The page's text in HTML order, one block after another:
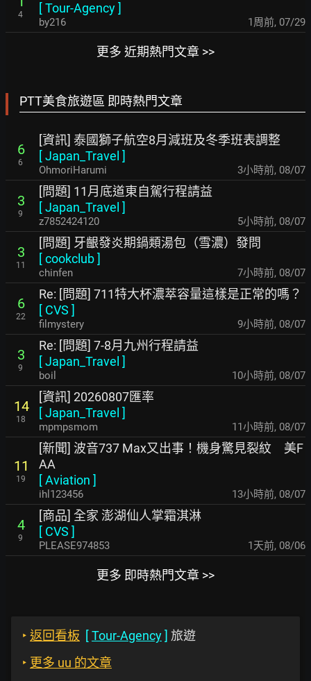
4
[Tour-Agency]
by216 1周前, 07/29
更多 近期熱門文章 >>
PTT美食旅遊區 即時熱門文章
6
6
[資訊] 泰國獅子航空8月減班及冬季班表調整
[Japan_Travel ]
OhmoriHarumi 3小時前, 08/07
3
9
[問題] 11月底道東自駕行程請益
[Japan_Travel ]
z7852424120 5小時前, 08/07
3
11
[問題] 牙齦發炎期鍋類湯包（雪濃）發問
[cookclub]
chinfen 7小時前, 08/07
6
22
Re: [問題] 711特大杯濃萃容量這樣是正常的嗎？
[ CVS ]
filmystery 9小時前, 08/07
3
9
Re: [問題] 7-8月九州行程請益
[Japan_Travel ]
boil 10小時前, 08/07
14
18
[資訊] 20260807匯率
[Japan_Travel ]
mpmpsmom 11小時前, 08/07
11
19
[新聞] 波音737 Max又出事！機身驚見裂紋 美F
AA
[Aviation ]
ihl123456 13小時前, 08/07
4
9
[商品] 全家 澎湖仙人掌霜淇淋
[ CVS ]
PLEASE974853 1天前, 08/06
更多 即時熱門文章 >>
‣ 返回看板 [Tour-Agency] 旅遊
‣ 更多 uu 的文章